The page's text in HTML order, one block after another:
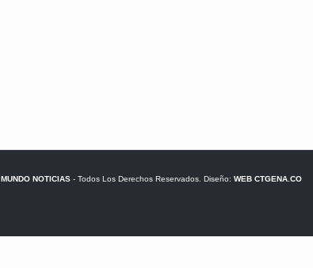
MUNDO NOTICIAS- Todos Los Derechos Reservados. Diseño: WEB CTGENA.CO